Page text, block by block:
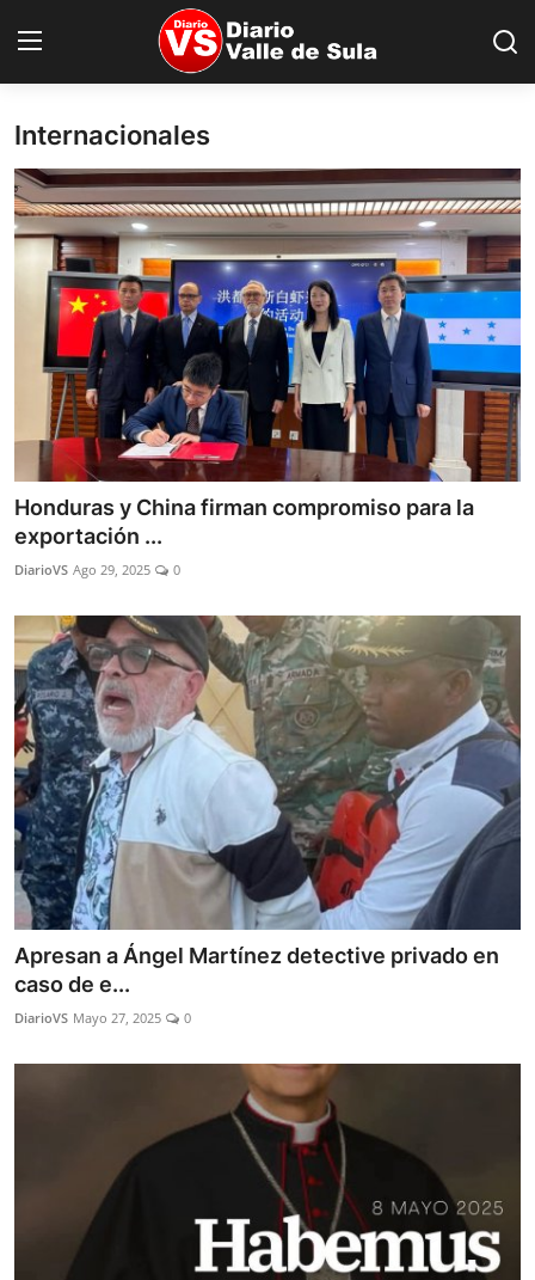
Nacionales
Internacionales
Sucesos
Deportes
Salud
Proyectos
Sociales
Contact
Ambiente
Obras
LogIn
Gobierno
Internacionales
Honduras y China firman compromiso para la
exportación ...
DiarioVS Ago 29, 2025 0
Apresan a Ángel Martínez detective privado en
caso de e...
DiarioVS Mayo 27, 2025 0